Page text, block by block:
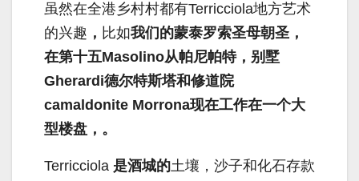
虽然在全港乡村村都有Terricciola地方艺术
的兴趣 ， 比如我们的蒙泰罗索圣母朝圣，
在第十五Masolino从帕尼帕特，别墅
Gherardi德尔特斯塔和修道院
camaldonite Morrona现在工作在一个大
型楼盘，。
Terricciola 是酒城的土壤，沙子和化石存款